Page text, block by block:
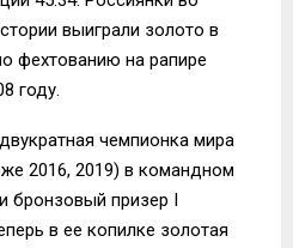
выиграли золото в
фехтованию на рапире
году.
чемпионка мира
2016, 2019) в командном
бронзовый призер I
в ее копилке золотая